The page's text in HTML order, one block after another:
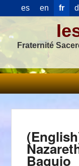
es en fr
Fraternité
Baguio